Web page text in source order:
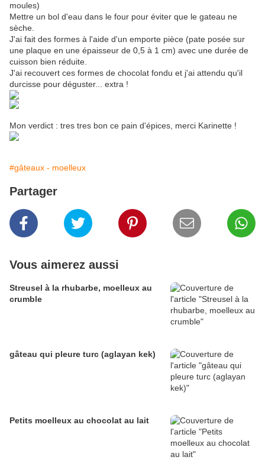
moules)
Mettre un bol d'eau dans le four pour éviter que le gateau ne
sèche.
J'ai fait des formes à l'aide d'un emporte pièce (pate posée sur
une plaque en une épaisseur de 0,5 à 1 cm) avec une durée de
cuisson bien réduite.
J'ai recouvert ces formes de chocolat fondu et j'ai attendu qu'il
durcisse pour déguster... extra !
Mon verdict : tres tres bon ce pain d'épices, merci Karinette !
#gâteaux - moelleux
Partager
Vous aimerez aussi
Streusel à la rhubarbe, moelleux au
crumble
gâteau qui pleure turc (aglayan kek)
Petits moelleux au chocolat au lait